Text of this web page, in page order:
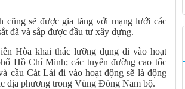
cũng sẽ được gia tăng với mạng lưới các
đã và sắp được đầu tư xây dựng.
Hòa khai thác lưỡng dụng đi vào hoạt
Hồ Chí Minh; các tuyến đường cao tốc
cầu Cát Lái đi vào hoạt động sẽ là động
địa phương trong Vùng Đông Nam bộ.